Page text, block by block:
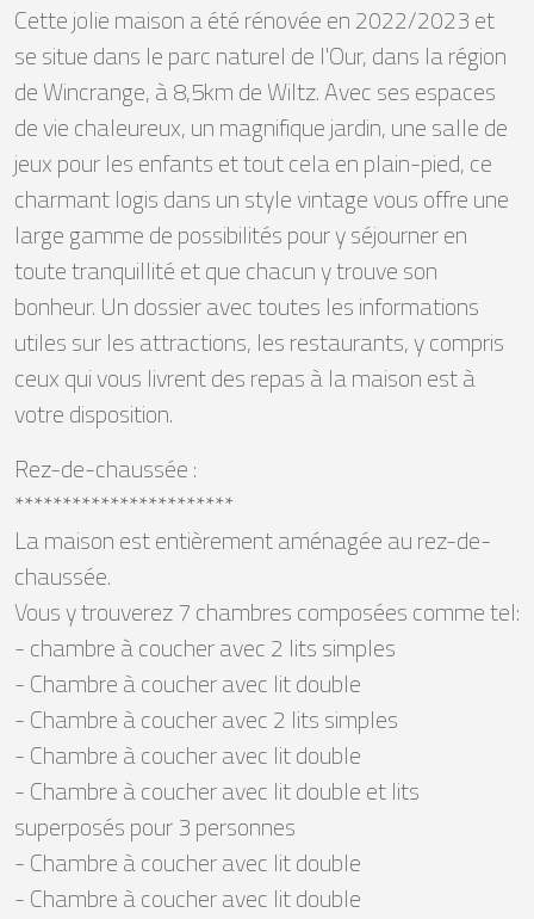
Cette jolie maison a été rénovée en 2022/2023 et
se situe dans le parc naturel de l'Our, dans la région
de Wincrange, à 8,5km de Wiltz. Avec ses espaces
de vie chaleureux, un magnifique jardin, une salle de
jeux pour les enfants et tout cela en plain-pied, ce
charmant logis dans un style vintage vous offre une
large gamme de possibilités pour y séjourner en
toute tranquillité et que chacun y trouve son
bonheur. Un dossier avec toutes les informations
utiles sur les attractions, les restaurants, y compris
ceux qui vous livrent des repas à la maison est à
votre disposition.
Rez-de-chaussée :
***********************
La maison est entièrement aménagée au rez-de-
chaussée.
Vous y trouverez 7 chambres composées comme tel:
- chambre à coucher avec 2 lits simples
- Chambre à coucher avec lit double
- Chambre à coucher avec 2 lits simples
- Chambre à coucher avec lit double
- Chambre à coucher avec lit double et lits
superposés pour 3 personnes
- Chambre à coucher avec lit double
- Chambre à coucher avec lit double